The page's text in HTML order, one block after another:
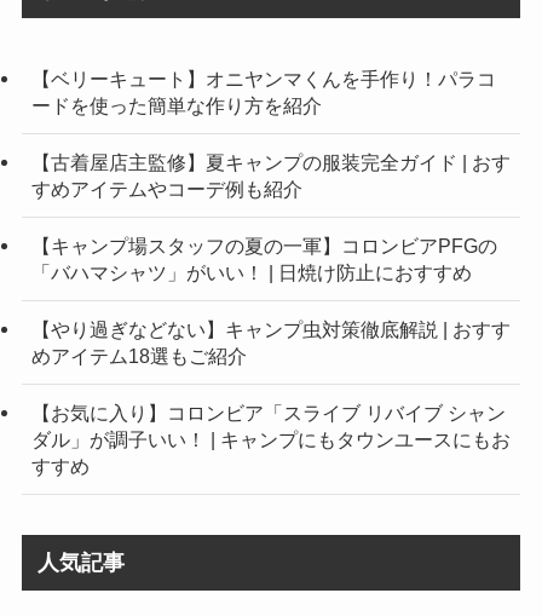
【ベリーキュート】オニヤンマくんを手作り！パラコ
ードを使った簡単な作り方を紹介
【古着屋店主監修】夏キャンプの服装完全ガイド | おす
すめアイテムやコーデ例も紹介
【キャンプ場スタッフの夏の一軍】コロンビアPFGの
「バハマシャツ」がいい！ | 日焼け防止におすすめ
【やり過ぎなどない】キャンプ虫対策徹底解説 | おすす
めアイテム18選もご紹介
【お気に入り】コロンビア「スライブ リバイブ シャン
ダル」が調子いい！ | キャンプにもタウンユースにもお
すすめ
人気記事